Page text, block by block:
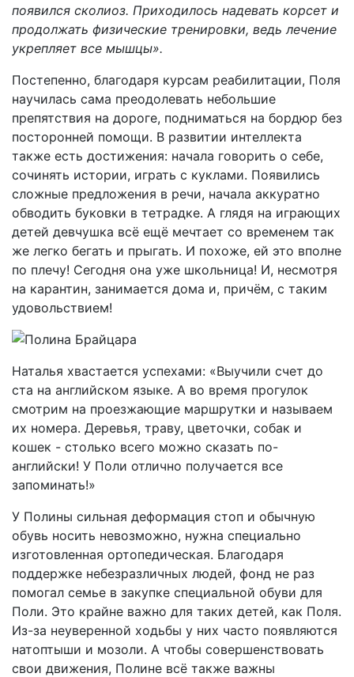
появился сколиоз. Приходилось надевать корсет и
продолжать физические тренировки, ведь лечение
укрепляет все мышцы».
Постепенно, благодаря курсам реабилитации, Поля
научилась сама преодолевать небольшие
препятствия на дороге, подниматься на бордюр без
посторонней помощи. В развитии интеллекта
также есть достижения: начала говорить о себе,
сочинять истории, играть с куклами. Появились
сложные предложения в речи, начала аккуратно
обводить буковки в тетрадке. А глядя на играющих
детей девчушка всё ещё мечтает со временем так
же легко бегать и прыгать. И похоже, ей это вполне
по плечу! Сегодня она уже школьница! И, несмотря
на карантин, занимается дома и, причём, с таким
удовольствием!
Наталья хвастается успехами: «Выучили счет до
ста на английском языке. А во время прогулок
смотрим на проезжающие маршрутки и называем
их номера. Деревья, траву, цветочки, собак и
кошек - столько всего можно сказать по-
английски! У Поли отлично получается все
запоминать!»
У Полины сильная деформация стоп и обычную
обувь носить невозможно, нужна специально
изготовленная ортопедическая. Благодаря
поддержке небезразличных людей, фонд не раз
помогал семье в закупке специальной обуви для
Поли. Это крайне важно для таких детей, как Поля.
Из-за неуверенной ходьбы у них часто появляются
натоптыши и мозоли. А чтобы совершенствовать
свои движения, Полине всё также важны